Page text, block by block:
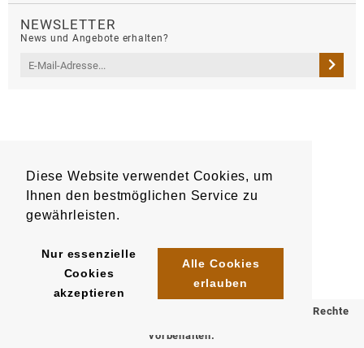
Diese Website verwendet Cookies, um
Ihnen den bestmöglichen Service zu
gewährleisten.
Nur essenzielle
Cookies
akzeptieren
Alle Cookies
erlauben
NEWSLETTER
News und Angebote erhalten?
© 2025 Klömpkes Heinrich Inh. Marion Winkels e.K. Alle Rechte
vorbehalten.